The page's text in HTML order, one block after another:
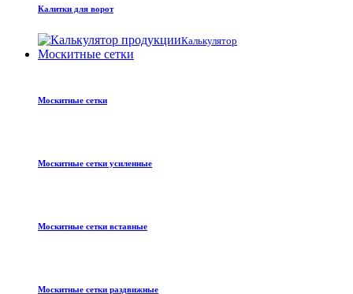
Калитки для ворот
Калькулятор
Москитные сетки
Москитные сетки
Москитные сетки усиленные
Москитные сетки вставные
Москитные сетки раздвижные